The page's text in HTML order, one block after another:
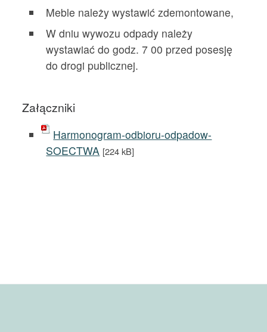
Meble należy wystawić zdemontowane,
W dniu wywozu odpady należy
wystawiać do godz. 7 00 przed posesję
do drogi publicznej.
Załączniki
Harmonogram-odbioru-odpadow-
SOECTWA [224 kB]